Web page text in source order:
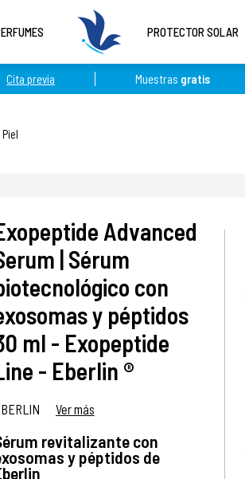
Cita previa Muestras gratis
PROTECTOR SOLAR
Advanced
| Sérum
con
y péptidos
ml - Exopeptide
- Eberlin ®
Ver más
revitalizante con
y péptidos de